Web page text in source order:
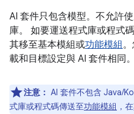
AI 套件只包含模型。不允許
庫。 如要運送程式庫或程式
其移至基本模組或功能模組
載和目標設定與 AI 套件相同。
注意： AI 套件不包含 Java/
式庫或程式碼傳送至功能模組 ，